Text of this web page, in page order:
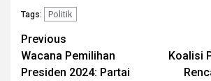
Tags: Politik
Post
navigation
Previous
Wacana Pemilihan
Presiden 2024: Partai
Koalisi